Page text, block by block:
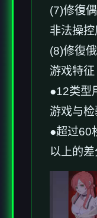
(7)修復
非法操控
(8)修復
游戏特征
●12类型
游戏与检
●超过60
以上的差